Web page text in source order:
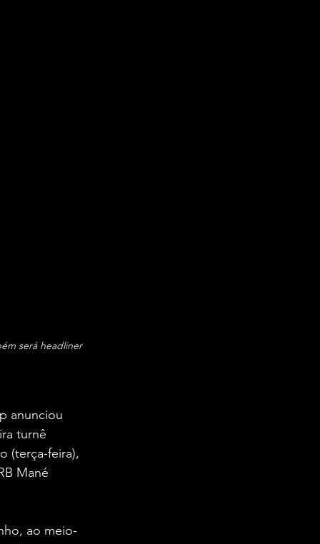
será headliner
anunciou
turnê
(terça-feira),
Mané
ao meio-